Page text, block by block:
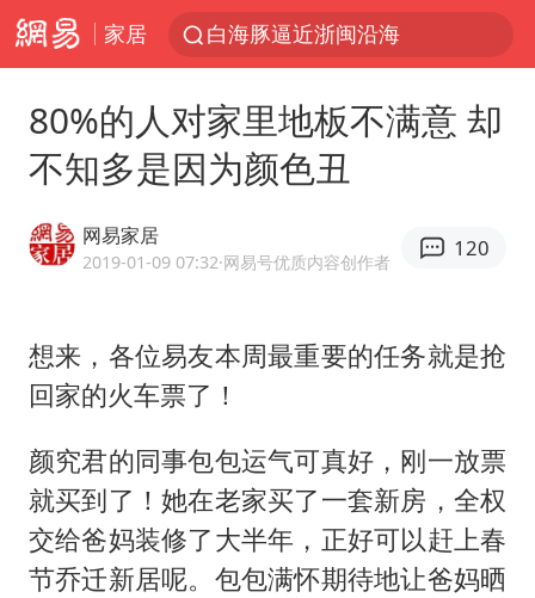
家居
白海豚逼近浙闽沿海
斯诺克中国公开赛刘宏宇击败霍金斯
“伊斯兰版北约”出现
上海大部迎大暴雨
白海豚5次眼壁置换
浙江海域将现5到8米巨浪到狂浪
曝美下令调查弹药库存信息遭泄露事件
日本连续发生两次地震
80%的人对家里地板不满意 却
不知多是因为颜色丑
网易家居
2019-01-09 07:32·网易号优质内容创作者
120
想来，各位易友本周最重要的任务就是抢
回家的火车票了！
颜究君的同事包包运气可真好，刚一放票
就买到了！她在老家买了一套新房，全权
交给爸妈装修了大半年，正好可以赶上春
节乔迁新居呢。包包满怀期待地让爸妈晒